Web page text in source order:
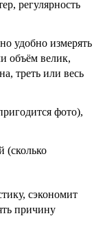
регулярность
удобно измерять
объём велик,
треть или весь
фото),
(сколько
сэкономит
причину